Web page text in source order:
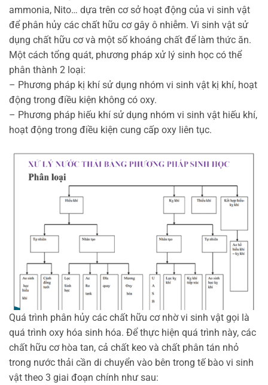
ammonia, Nito… dựa trên cơ sở hoạt động của vi sinh vật
để phân hủy các chất hữu cơ gây ô nhiễm. Vi sinh vật sử
dụng chất hữu cơ và một số khoáng chất để làm thức ăn.
Một cách tổng quát, phương pháp xử lý sinh học có thể
phân thành 2 loại:
– Phương pháp kị khí sử dụng nhóm vi sinh vật kị khí, hoạt
động trong điều kiện không có oxy.
– Phương pháp hiếu khí sử dụng nhóm vi sinh vật hiếu khí,
hoạt động trong điều kiện cung cấp oxy liên tục.
Quá trình phân hủy các chất hữu cơ nhờ vi sinh vật gọi là
quá trình oxy hóa sinh hóa. Để thực hiện quá trình này, các
chất hữu cơ hòa tan, cả chất keo và chất phân tán nhỏ
trong nước thải cần di chuyển vào bên trong tế bào vi sinh
vật theo 3 giai đoạn chính như sau: